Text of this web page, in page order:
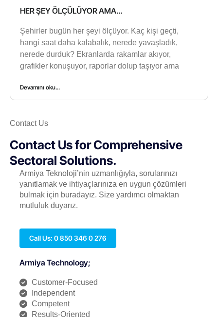
HER ŞEY ÖLÇÜLÜYOR AMA…
Şehirler bugün her şeyi ölçüyor. Kaç kişi geçti,
hangi saat daha kalabalık, nerede yavaşladık,
nerede durduk? Ekranlarda rakamlar akıyor,
grafikler konuşuyor, raporlar dolup taşıyor ama
Devamını oku...
Contact Us
Contact Us for Comprehensive
Sectoral Solutions.
Armiya Teknoloji’nin uzmanlığıyla, sorularınızı
yanıtlamak ve ihtiyaçlarınıza en uygun çözümleri
bulmak için buradayız. Size yardımcı olmaktan
mutluluk duyarız.
Call Us: 0 850 346 0 276
Armiya Technology;
Customer-Focused
Independent
Competent
Results-Oriented